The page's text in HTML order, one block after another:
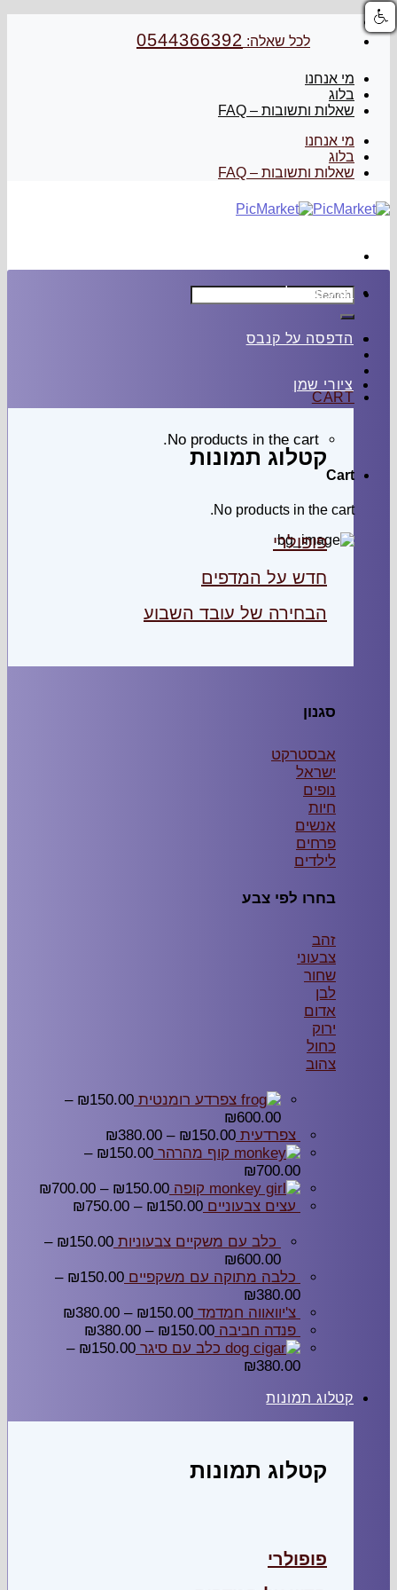
Skip
to
לכל שאלה: 0544366392
מי אנחנו
בלוג
שאלות ותשובות – FAQ
מי אנחנו
בלוג
שאלות ותשובות – FAQ
Search
for:
CART
No products in the cart.
Cart
No products in the cart.
הדפסה על זכוכית
הדפסה על קנבס
ציורי שמן
קטלוג תמונות
פופולרי
חדש על המדפים
הבחירה של עובד השבוע
סגנון
אבסטרקט
ישראל
נופים
חיות
אנשים
פרחים
לילדים
בחרו לפי צבע
זהב
צבעוני
שחור
לבן
אדום
ירוק
כחול
צהוב
צפרדע רומנטית ₪150.00
–
₪600.00
צפרדעית
₪150.00
–
₪380.00
קוף מהרהר
₪150.00
–
₪700.00
קופה
₪150.00
–
₪700.00
עצים צבעוניים
₪150.00
–
₪750.00
כלב עם משקיים צבעוניות ₪150.00
–
₪600.00
כלבה מתוקה עם משקפיים
₪150.00
–
₪380.00
צ'יוואווה חמדמד
₪150.00
–
₪380.00
פנדה חביבה
₪150.00
–
₪380.00
כלב עם סיגר
₪150.00
–
₪380.00
קטלוג תמונות
קטלוג תמונות
פופולרי